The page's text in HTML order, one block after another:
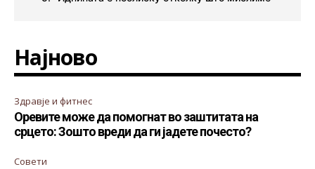
Најново
Здравје и фитнес
Оревите може да помогнат во заштитата на
срцето: Зошто вреди да ги јадете почесто?
Совети